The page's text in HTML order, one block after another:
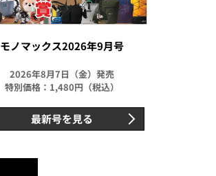
モノマックス2026年9月号
2026年8月7日（金）発売
特別価格：1,480円（税込）
最新号を見る